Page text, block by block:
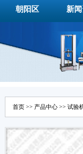
朝阳区 新
首页 >> 产品中心 >> 试验